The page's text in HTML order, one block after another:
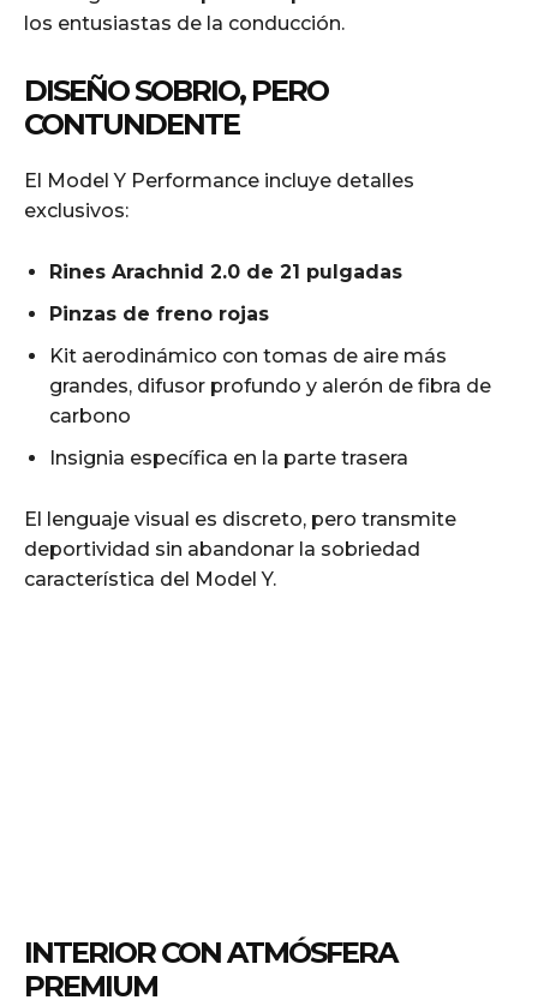
los entusiastas de la conducción.
DISEÑO SOBRIO, PERO
CONTUNDENTE
El Model Y Performance incluye detalles
exclusivos:
Rines Arachnid 2.0 de 21 pulgadas
Pinzas de freno rojas
Kit aerodinámico con tomas de aire más
grandes, difusor profundo y alerón de fibra de
carbono
Insignia específica en la parte trasera
El lenguaje visual es discreto, pero transmite
deportividad sin abandonar la sobriedad
característica del Model Y.
INTERIOR CON ATMÓSFERA
PREMIUM